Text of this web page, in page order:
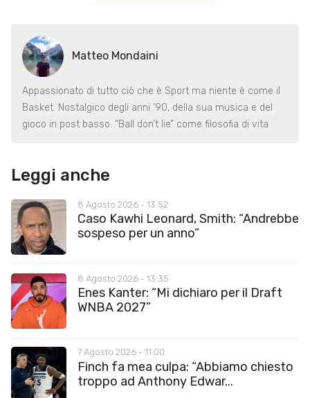
Matteo Mondaini
Appassionato di tutto ciò che è Sport ma niente è come il
Basket. Nostalgico degli anni ’90, della sua musica e del
gioco in post basso. “Ball don’t lie” come filosofia di vita
Leggi anche
8 Agosto 2026 - 13:52
Caso Kawhi Leonard, Smith: “Andrebbe
sospeso per un anno”
8 Agosto 2026 - 13:35
Enes Kanter: “Mi dichiaro per il Draft
WNBA 2027”
7 Agosto 2026 - 11:00
Finch fa mea culpa: “Abbiamo chiesto
troppo ad Anthony Edwar...